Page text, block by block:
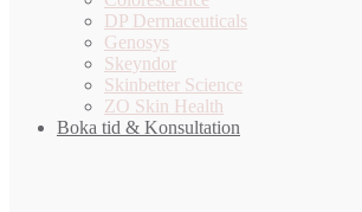
DP Dermaceuticals
Genosys
Skeyndor
Skinbetter Science
ZO Skin Health
Boka tid & Konsultation